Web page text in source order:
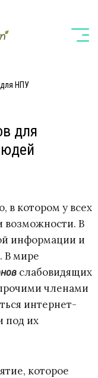
НПУ
для
в котором у всех
возможности. В
информации и
В мире
слабовидящих
членами
интернет-
под их
которое